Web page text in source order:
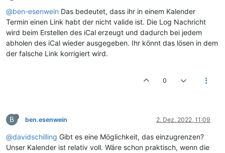
@ben-esenwein Das bedeutet, dass ihr in einem Kalender
Termin einen Link habt der nicht valide ist. Die Log Nachricht
wird beim Erstellen des iCal erzeugt und dadurch bei jedem
abholen des iCal wieder ausgegeben. Ihr könnt das lösen in dem
der falsche Link korrigiert wird.
0
B ben.esenwein 2. Dez. 2022, 11:09
@davidschilling Gibt es eine Möglichkeit, das einzugrenzen?
Unser Kalender ist relativ voll. Wäre schon praktisch, wenn die